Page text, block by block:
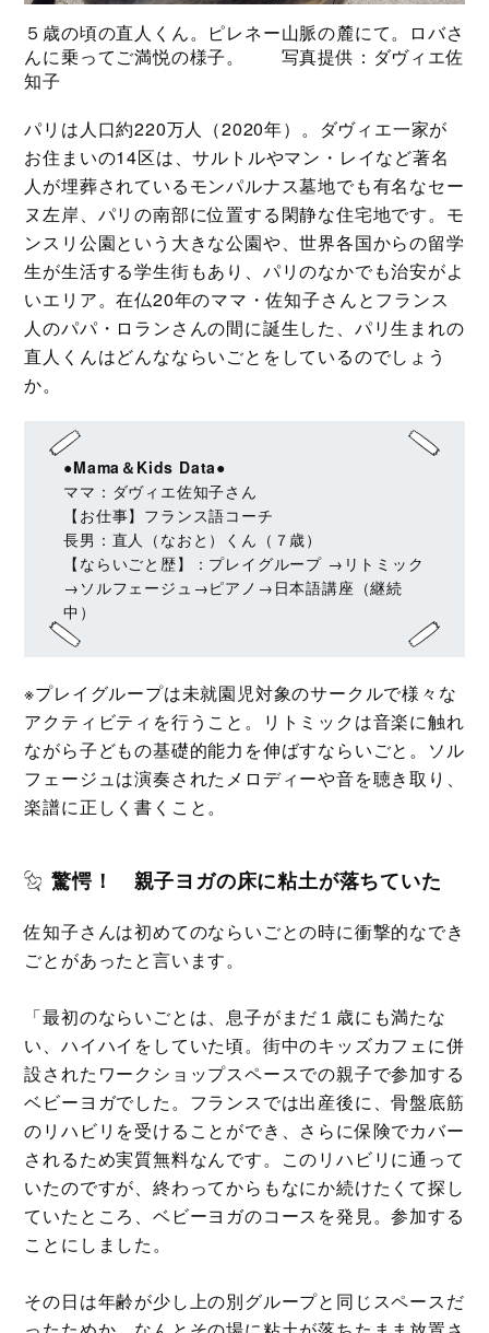
５歳の頃の直人くん。ピレネー山脈の麓にて。ロバさ
んに乗ってご満悦の様子。 写真提供：ダヴィエ佐
知子
パリは人口約220万人（2020年）。ダヴィエ一家が
お住まいの14区は、サルトルやマン・レイなど著名
人が埋葬されているモンパルナス墓地でも有名なセー
ヌ左岸、パリの南部に位置する閑静な住宅地です。モ
ンスリ公園という大きな公園や、世界各国からの留学
生が生活する学生街もあり、パリのなかでも治安がよ
いエリア。在仏20年のママ・佐知子さんとフランス
人のパパ・ロランさんの間に誕生した、パリ生まれの
直人くんはどんなならいごとをしているのでしょう
か。
●Mama＆Kids Data●
ママ：ダヴィエ佐知子さん
【お仕事】フランス語コーチ
長男：直人（なおと）くん（７歳）
【ならいごと歴】：プレイグループ →リトミック
→ソルフェージュ→ピアノ→日本語講座（継続
中）
※プレイグループは未就園児対象のサークルで様々な
アクティビティを行うこと。リトミックは音楽に触れ
ながら子どもの基礎的能力を伸ばすならいごと。ソル
フェージュは演奏されたメロディーや音を聴き取り、
楽譜に正しく書くこと。
驚愕！ 親子ヨガの床に粘土が落ちていた
佐知子さんは初めてのならいごとの時に衝撃的なでき
ごとがあったと言います。
「最初のならいごとは、息子がまだ１歳にも満たな
い、ハイハイをしていた頃。街中のキッズカフェに併
設されたワークショップスペースでの親子で参加する
ベビーヨガでした。フランスでは出産後に、骨盤底筋
のリハビリを受けることができ、さらに保険でカバー
されるため実質無料なんです。このリハビリに通って
いたのですが、終わってからもなにか続けたくて探し
ていたところ、ベビーヨガのコースを発見。参加する
ことにしました。
その日は年齢が少し上の別グループと同じスペースだ